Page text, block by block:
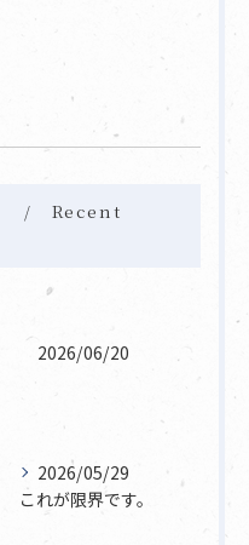
Recent
2026/06/20
2026/05/29
これが限界です。